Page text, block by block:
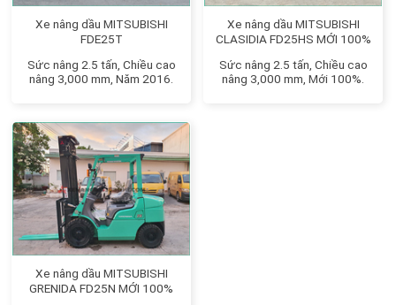
Xe nâng dầu MITSUBISHI
FDE25T
Sức nâng 2.5 tấn, Chiều cao
nâng 3,000 mm, Năm 2016.
Xe nâng dầu MITSUBISHI
CLASIDIA FD25HS MỚI 100%
Sức nâng 2.5 tấn, Chiều cao
nâng 3,000 mm, Mới 100%.
Xe nâng dầu MITSUBISHI
GRENIDA FD25N MỚI 100%